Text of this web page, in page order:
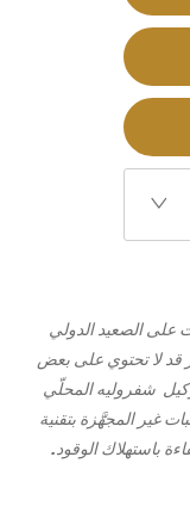
على الصعيد الدولي
قد لا تحتوي على بعض
شفروليه المحلّي
غير المجهَّزة بتقنية
باستهلاك الوقود.